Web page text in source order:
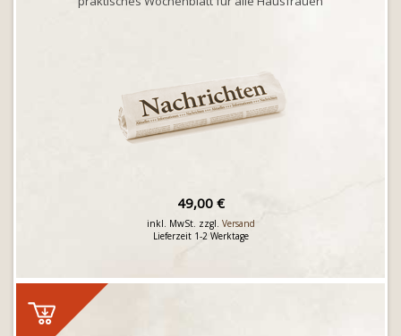
49,00 €
inkl. MwSt. zzgl. Versand
Lieferzeit 1-2 Werktage